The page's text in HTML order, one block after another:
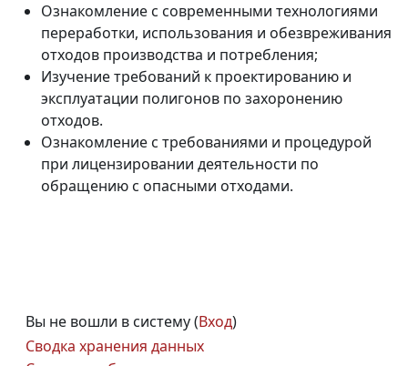
Ознакомление с современными технологиями
переработки, использования и обезвреживания
отходов производства и потребления;
Изучение требований к проектированию и
эксплуатации полигонов по захоронению
отходов.
Ознакомление с требованиями и процедурой
при лицензировании деятельности по
обращению с опасными отходами.
Вы не вошли в систему (Вход)
Сводка хранения данных